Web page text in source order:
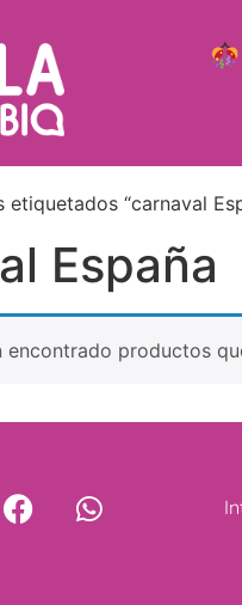
etiquetados “carnaval
España
encontrado productos